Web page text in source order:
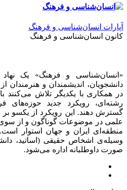
آپارات انسان‌شناسی و فرهنگ
کانون انسان‌شناسی و فرهنگ
«انسان‌شناسی و فرهنگ» یک
دانشجویان، اندیشمندان و
در همکاری با یکدیگر تلاش می‌کنند
رشته‌ای، رویکرد جدید حوزه‌های
گسترش دهند. این رویکرد از یکسو
علمی در موضوعات گوناگون و از
منطقه‌ای ایران و جهان استوار
وسیله‌ی اشخاص حقیقی (اساتید،
صورت داوطلبانه اداره می‌شود.